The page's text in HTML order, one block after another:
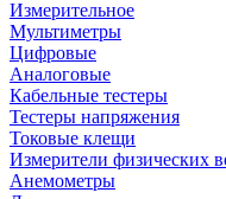
Измерительное
Мультиметры
Цифровые
Аналоговые
Кабельные тестеры
Тестеры напряжения
Токовые клещи
Измерители физических
Анемометры